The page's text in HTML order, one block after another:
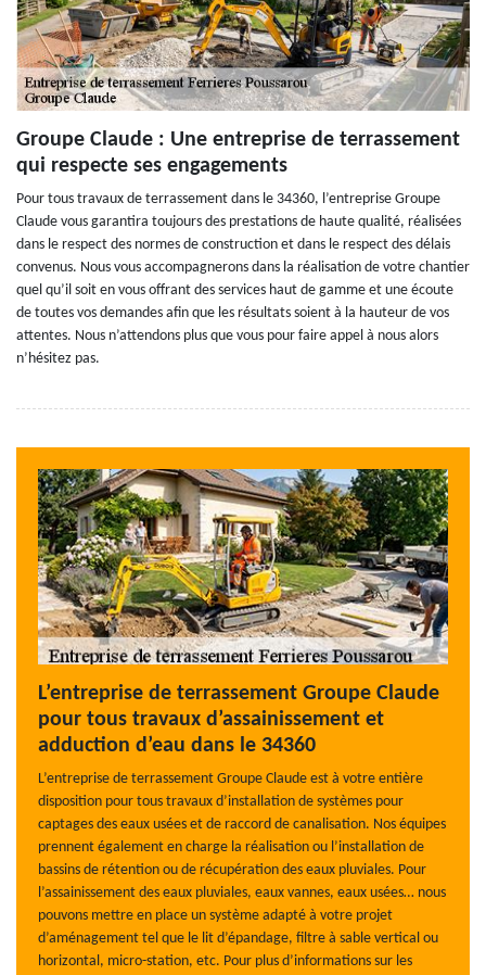
Groupe Claude : Une entreprise de terrassement
qui respecte ses engagements
Pour tous travaux de terrassement dans le 34360, l’entreprise Groupe
Claude vous garantira toujours des prestations de haute qualité, réalisées
dans le respect des normes de construction et dans le respect des délais
convenus. Nous vous accompagnerons dans la réalisation de votre chantier
quel qu’il soit en vous offrant des services haut de gamme et une écoute
de toutes vos demandes afin que les résultats soient à la hauteur de vos
attentes. Nous n’attendons plus que vous pour faire appel à nous alors
n’hésitez pas.
L’entreprise de terrassement Groupe Claude
pour tous travaux d’assainissement et
adduction d’eau dans le 34360
L’entreprise de terrassement Groupe Claude est à votre entière
disposition pour tous travaux d’installation de systèmes pour
captages des eaux usées et de raccord de canalisation. Nos équipes
prennent également en charge la réalisation ou l’installation de
bassins de rétention ou de récupération des eaux pluviales. Pour
l’assainissement des eaux pluviales, eaux vannes, eaux usées… nous
pouvons mettre en place un système adapté à votre projet
d’aménagement tel que le lit d’épandage, filtre à sable vertical ou
horizontal, micro-station, etc. Pour plus d’informations sur les